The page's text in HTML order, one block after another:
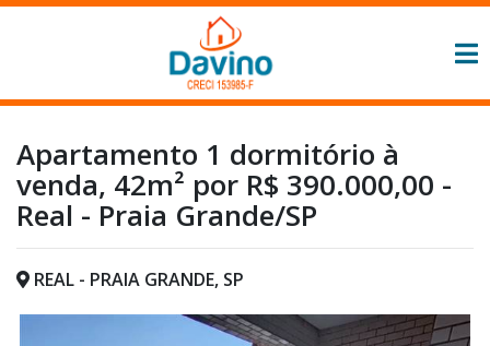
Apartamento 1 dormitório à
venda, 42m² por R$ 390.000,00 -
Real - Praia Grande/SP
REAL - PRAIA GRANDE, SP